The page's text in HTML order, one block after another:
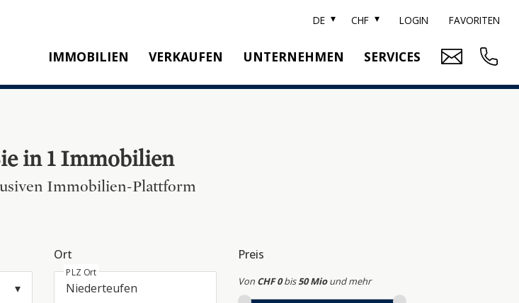
DE CHF LOGIN FAVORITEN
IMMOBILIEN
NEUBAU
VERKAUFEN UNTERNEHMEN SERVICES
in 1 Immobilien
Immobilien-Plattform
Ort
PLZ Ort
Preis
Von CHF 0 bis 50 Mio und mehr